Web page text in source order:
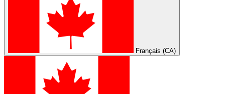
Français (CA)